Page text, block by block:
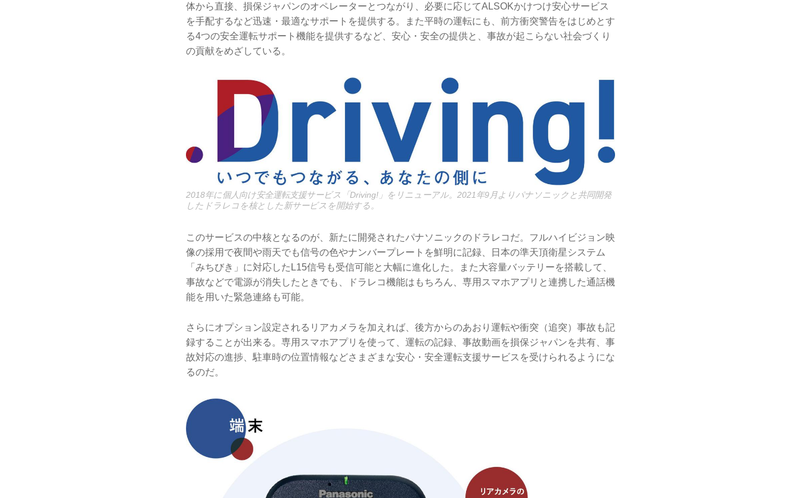
体から直接、損保ジャパンのオペレーターとつながり、必要に応じてALSOKかけつけ安心サービス
を手配するなど迅速・最適なサポートを提供する。また平時の運転にも、前方衝突警告をはじめとす
る4つの安全運転サポート機能を提供するなど、安心・安全の提供と、事故が起こらない社会づくり
の貢献をめざしている。
2018年に個人向け安全運転支援サービス「Driving!」をリニューアル。2021年9月よりパナソニックと共同開発
したドラレコを核とした新サービスを開始する。
このサービスの中核となるのが、新たに開発されたパナソニックのドラレコだ。フルハイビジョン映
像の採用で夜間や雨天でも信号の色やナンバープレートを鮮明に記録、日本の準天頂衛星システム
「みちびき」に対応したL15信号も受信可能と大幅に進化した。また大容量バッテリーを搭載して、
事故などで電源が消失したときでも、ドラレコ機能はもちろん、専用スマホアプリと連携した通話機
能を用いた緊急連絡も可能。
さらにオプション設定されるリアカメラを加えれば、後方からのあおり運転や衝突（追突）事故も記
録することが出来る。専用スマホアプリを使って、運転の記録、事故動画を損保ジャパンを共有、事
故対応の進捗、駐車時の位置情報などさまざまな安心・安全運転支援サービスを受けられるようにな
るのだ。